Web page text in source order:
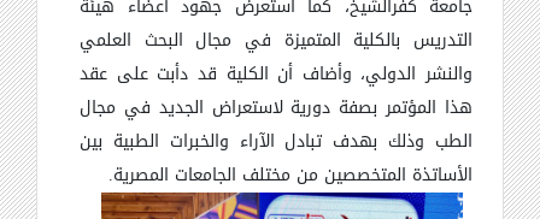
جامعة كفرالشيخ، كما استعرض جهود أعضاء هيئة
التدريس بالكلية المتميزة في مجال البحث العلمي
والنشر الدولي، وأضاف أن الكلية قد دأبت على عقد
هذا المؤتمر بصفة دورية لاستعراض الجديد في مجال
الطب وذلك بهدف تبادل الآراء والخبرات الطبية بين
الأساتذة المتخصصين من مختلف الجامعات المصرية.